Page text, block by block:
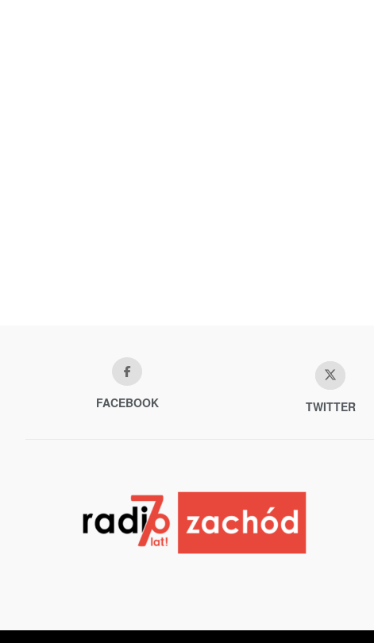
FACEBOOK TWITTER